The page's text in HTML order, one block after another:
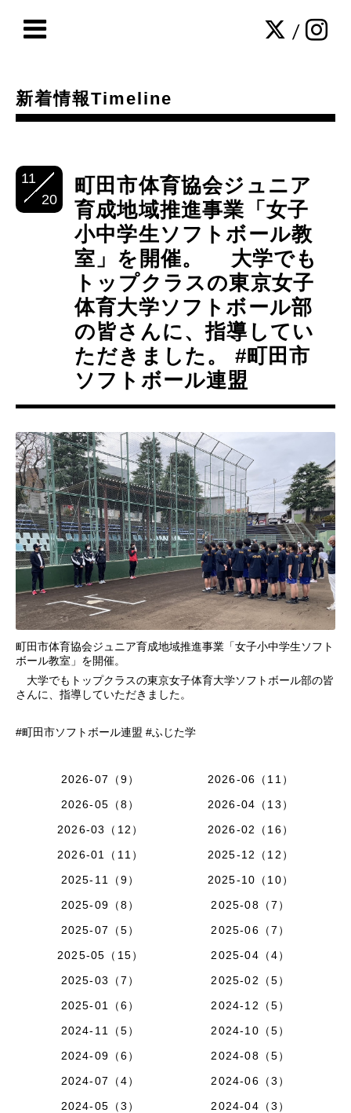
/
新着情報Timeline
11
20
町田市体育協会ジュニア
育成地域推進事業「女子
小中学生ソフトボール教
室」を開催。 大学でも
トップクラスの東京女子
体育大学ソフトボール部
の皆さんに、指導してい
ただきました。 #町田市
ソフトボール連盟
町田市体育協会ジュニア育成地域推進事業「女子小中学生ソフト
ボール教室」を開催。
大学でもトップクラスの東京女子体育大学ソフトボール部の皆
さんに、指導していただきました。
#町田市ソフトボール連盟 #ふじた学
2026-07（9）
2026-06（11）
2026-05（8）
2026-04（13）
2026-03（12）
2026-02（16）
2026-01（11）
2025-12（12）
2025-11（9）
2025-10（10）
2025-09（8）
2025-08（7）
2025-07（5）
2025-06（7）
2025-05（15）
2025-04（4）
2025-03（7）
2025-02（5）
2025-01（6）
2024-12（5）
2024-11（5）
2024-10（5）
2024-09（6）
2024-08（5）
2024-07（4）
2024-06（3）
2024-05（3）
2024-04（3）